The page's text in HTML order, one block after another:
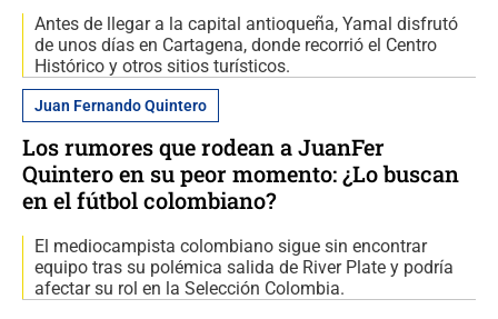
Antes de llegar a la capital antioqueña, Yamal disfrutó
de unos días en Cartagena, donde recorrió el Centro
Histórico y otros sitios turísticos.
Juan Fernando Quintero
Los rumores que rodean a JuanFer
Quintero en su peor momento: ¿Lo buscan
en el fútbol colombiano?
El mediocampista colombiano sigue sin encontrar
equipo tras su polémica salida de River Plate y podría
afectar su rol en la Selección Colombia.